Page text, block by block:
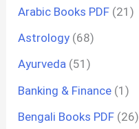
Arabic Books PDF (21)
Astrology (68)
Ayurveda (51)
Banking & Finance (1)
Bengali Books PDF (26)